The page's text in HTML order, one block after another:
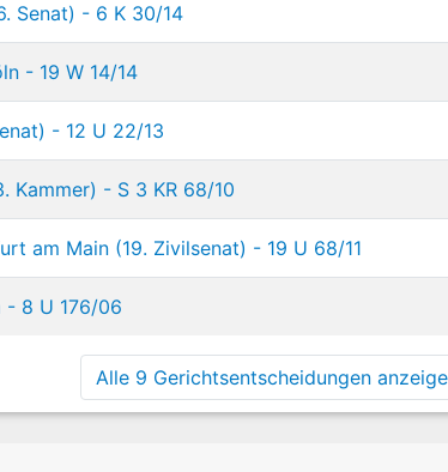
Senat) - 6 K 30/14
- 19 W 14/14
- 12 U 22/13
Kammer) - S 3 KR 68/10
am Main (19. Zivilsenat) - 19 U 68/11
- 8 U 176/06
Alle 9 Gerichtsentscheidungen